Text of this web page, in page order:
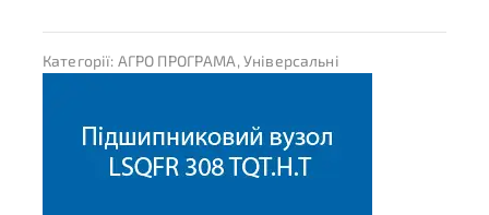
Категорії: АГРО ПРОГРАМА, Універсальні